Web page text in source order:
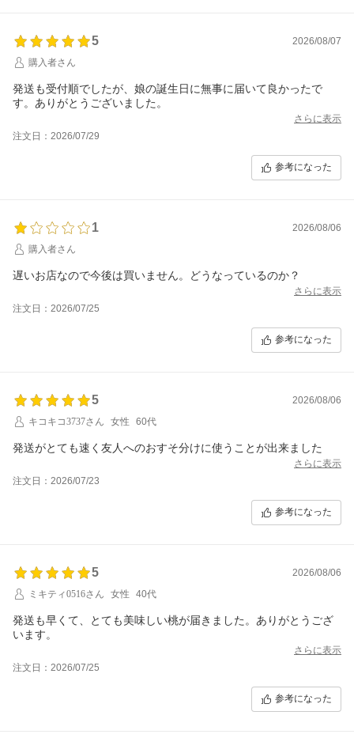
5
2026/08/07
購入者さん
発送も受付順でしたが、娘の誕生日に無事に届いて良かったで
す。ありがとうございました。
さらに表示
注文日：2026/07/29
参考になった
1
2026/08/06
購入者さん
遅いお店なので今後は買いません。どうなっているのか？
さらに表示
注文日：2026/07/25
参考になった
5
2026/08/06
キコキコ3737さん
女性 60代
発送がとても速く友人へのおすそ分けに使うことが出来ました
さらに表示
注文日：2026/07/23
参考になった
5
2026/08/06
ミキティ0516さん
女性 40代
発送も早くて、とても美味しい桃が届きました。ありがとうござ
います。
さらに表示
注文日：2026/07/25
参考になった